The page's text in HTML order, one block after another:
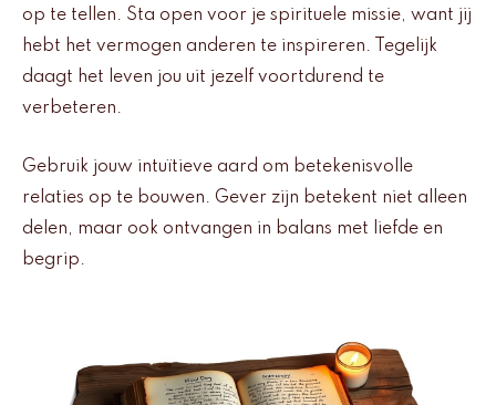
op te tellen. Sta open voor je spirituele missie, want jij
hebt het vermogen anderen te inspireren. Tegelijk
daagt het leven jou uit jezelf voortdurend te
verbeteren.
Gebruik jouw intuïtieve aard om betekenisvolle
relaties op te bouwen. Gever zijn betekent niet alleen
delen, maar ook ontvangen in balans met liefde en
begrip.